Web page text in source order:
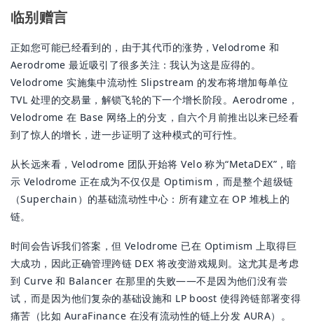
临别赠言
正如您可能已经看到的，由于其代币的涨势，Velodrome 和
Aerodrome 最近吸引了很多关注：我认为这是应得的。
Velodrome 实施集中流动性 Slipstream 的发布将增加每单位
TVL 处理的交易量，解锁飞轮的下一个增长阶段。Aerodrome，
Velodrome 在 Base 网络上的分支，自六个月前推出以来已经看
到了惊人的增长，进一步证明了这种模式的可行性。
从长远来看，Velodrome 团队开始将 Velo 称为“MetaDEX”，暗
示 Velodrome 正在成为不仅仅是 Optimism，而是整个超级链
（Superchain）的基础流动性中心：所有建立在 OP 堆栈上的
链。
时间会告诉我们答案，但 Velodrome 已在 Optimism 上取得巨
大成功，因此正确管理跨链 DEX 将改变游戏规则。这尤其是考虑
到 Curve 和 Balancer 在那里的失败——不是因为他们没有尝
试，而是因为他们复杂的基础设施和 LP boost 使得跨链部署变得
痛苦（比如 AuraFinance 在没有流动性的链上分发 AURA）。